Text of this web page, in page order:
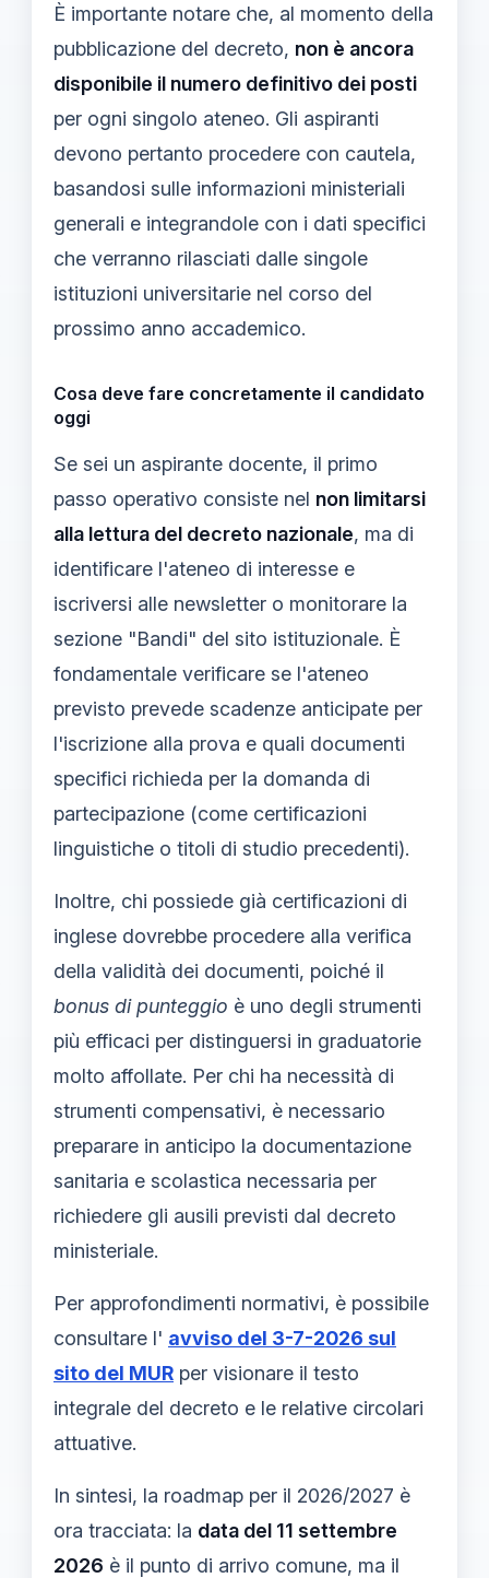
È importante notare che, al momento della
pubblicazione del decreto, non è ancora
disponibile il numero definitivo dei posti
per ogni singolo ateneo. Gli aspiranti
devono pertanto procedere con cautela,
basandosi sulle informazioni ministeriali
generali e integrandole con i dati specifici
che verranno rilasciati dalle singole
istituzioni universitarie nel corso del
prossimo anno accademico.
Cosa deve fare concretamente il candidato
oggi
Se sei un aspirante docente, il primo
passo operativo consiste nel non limitarsi
alla lettura del decreto nazionale, ma di
identificare l'ateneo di interesse e
iscriversi alle newsletter o monitorare la
sezione "Bandi" del sito istituzionale. È
fondamentale verificare se l'ateneo
previsto prevede scadenze anticipate per
l'iscrizione alla prova e quali documenti
specifici richieda per la domanda di
partecipazione (come certificazioni
linguistiche o titoli di studio precedenti).
Inoltre, chi possiede già certificazioni di
inglese dovrebbe procedere alla verifica
della validità dei documenti, poiché il
bonus di punteggio è uno degli strumenti
più efficaci per distinguersi in graduatorie
molto affollate. Per chi ha necessità di
strumenti compensativi, è necessario
preparare in anticipo la documentazione
sanitaria e scolastica necessaria per
richiedere gli ausili previsti dal decreto
ministeriale.
Per approfondimenti normativi, è possibile
consultare l' avviso del 3-7-2026 sul
sito del MUR per visionare il testo
integrale del decreto e le relative circolari
attuative.
In sintesi, la roadmap per il 2026/2027 è
ora tracciata: la data del 11 settembre
2026 è il punto di arrivo comune, ma il